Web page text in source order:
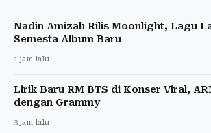
Nadin Amizah Rilis Moonlight, Lagu
Semesta Album Baru
1 jam lalu
Lirik Baru RM BTS di Konser Viral,
dengan Grammy
3 jam lalu